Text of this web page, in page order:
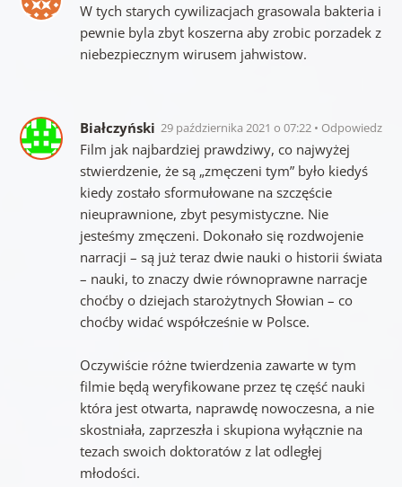
W tych starych cywilizacjach grasowala bakteria i
pewnie byla zbyt koszerna aby zrobic porzadek z
niebezpiecznym wirusem jahwistow.
Białczyński 29 października 2021 o 07:22 Odpowiedz
Film jak najbardziej prawdziwy, co najwyżej
stwierdzenie, że są „zmęczeni tym” było kiedyś
kiedy zostało sformułowane na szczęście
nieuprawnione, zbyt pesymistyczne. Nie
jesteśmy zmęczeni. Dokonało się rozdwojenie
narracji – są już teraz dwie nauki o historii świata
– nauki, to znaczy dwie równoprawne narracje
choćby o dziejach starożytnych Słowian – co
choćby widać współcześnie w Polsce.
Oczywiście różne twierdzenia zawarte w tym
filmie będą weryfikowane przez tę część nauki
która jest otwarta, naprawdę nowoczesna, a nie
skostniała, zaprzeszła i skupiona wyłącznie na
tezach swoich doktoratów z lat odległej
młodości.